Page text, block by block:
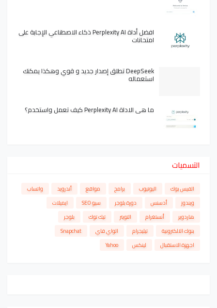
افضل أداة Perplexity AI ذكاء الاصطناعي الإجابة على
امتحانات
DeepSeek تطلق إصدار جديد و قوي وهكذا يمكنك
استعماله
ما هي الاداة Perplexity AI كيف تعمل واستخدم؟
التسميات
الفيس بوك اليوتيوب برامج مواقع أندرويد
واتساب
ويندوز
أدسنس دورة بلوجر سيو SEO
ايميلات
هاردوير
أنستغرام التويتر تيك توك
بلوجر
بنوك الالكترونية
تيليجرام الواي فاي
Snapchat
اجهزة الاستقبال
لينكس Yahoo